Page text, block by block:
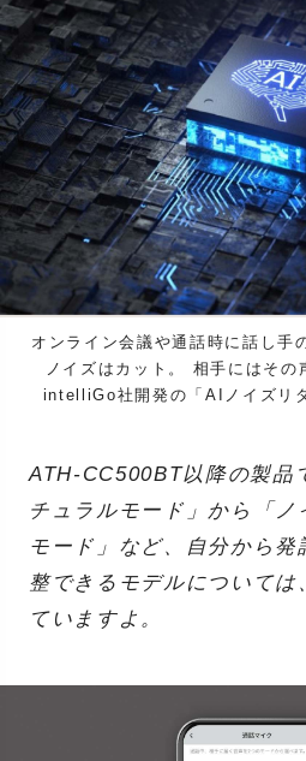
オンライン会議や通話時に話し手
ノイズはカット。 相手にはその
intelliGo社開発の「AIノイズリ
ATH-CC500BT以降の製品
チュラルモード」から「ノ
モード」など、自分から
整できるモデルについては
ていますよ。